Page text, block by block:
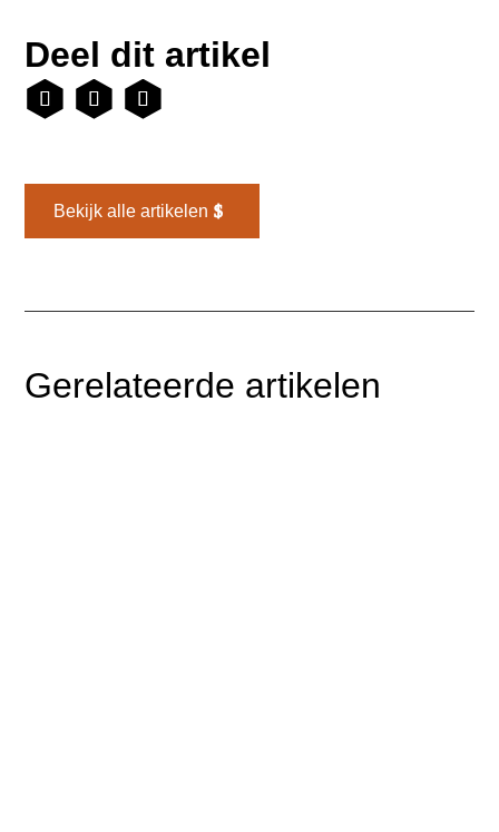
Deel dit artikel
Bekijk alle artikelen
Gerelateerde artikelen